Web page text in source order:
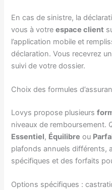
En cas de sinistre, la
vous à votreespace client
l’application mobile et
déclaration. Vous recevrez
suivi de votre dossier.
Choix des formules
Lovys propose plusieurs
niveaux de remboursement.
Essentiel, Équilibre ou
plafonds annuels différents,
spécifiques et des forfaits
Options spécifiques :